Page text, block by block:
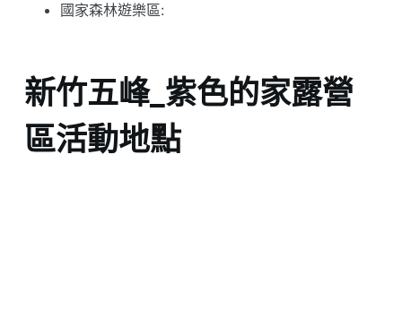
國家森林遊樂區:
新竹五峰_紫色的家露營
區活動地點